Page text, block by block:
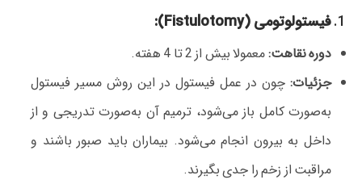
1. فیستولوتومی (Fistulotomy):
دوره نقاهت:معمولا بیش از 2 تا 4 هفته.
جزئیات: چون در عمل فیستول در این روش مسیر فیستول
به‌صورت کامل باز می‌شود، ترمیم آن به‌صورت تدریجی و از
داخل به بیرون انجام می‌شود. بیماران باید صبور باشند و
مراقبت از زخم را جدی بگیرند.